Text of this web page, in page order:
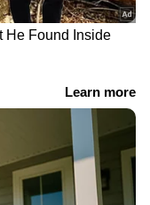
ഒരു
ഇതിലേയ്ക്ക്
ചെയ്യുക.
10
മുഖത്തെ